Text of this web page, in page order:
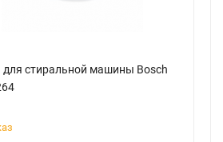
для стиральной машины Bosch